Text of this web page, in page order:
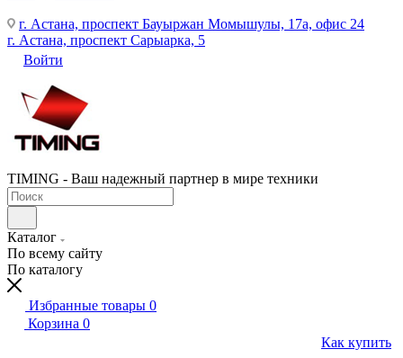
г. Астана, проспект Бауыржан Момышулы, 17а, офис 24
г. Астана, проспект Сарыарка, 5
Войти
TIMING - Ваш надежный партнер в мире техники
Каталог
По всему сайту
По каталогу
Избранные товары 0
Корзина 0
Как купить